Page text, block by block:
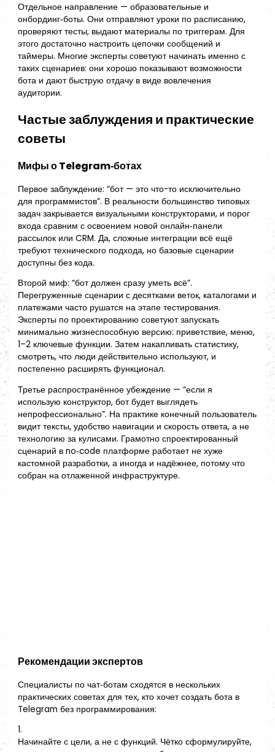
Отдельное направление — образовательные и
онбординг‑боты. Они отправляют уроки по расписанию,
проверяют тесты, выдают материалы по триггерам. Для
этого достаточно настроить цепочки сообщений и
таймеры. Многие эксперты советуют начинать именно с
таких сценариев: они хорошо показывают возможности
бота и дают быструю отдачу в виде вовлечения
аудитории.
Частые заблуждения и практические
советы
Мифы о Telegram‑ботах
Первое заблуждение: “бот — это что-то исключительно
для программистов”. В реальности большинство типовых
задач закрывается визуальными конструкторами, и порог
входа сравним с освоением новой онлайн‑панели
рассылок или CRM. Да, сложные интеграции всё ещё
требуют технического подхода, но базовые сценарии
доступны без кода.
Второй миф: “бот должен сразу уметь всё”.
Перегруженные сценарии с десятками веток, каталогами и
платежами часто рушатся на этапе тестирования.
Эксперты по проектированию советуют запускать
минимально жизнеспособную версию: приветствие, меню,
1–2 ключевые функции. Затем накапливать статистику,
смотреть, что люди действительно используют, и
постепенно расширять функционал.
Третье распространённое убеждение — “если я
использую конструктор, бот будет выглядеть
непрофессионально”. На практике конечный пользователь
видит тексты, удобство навигации и скорость ответа, а не
технологию за кулисами. Грамотно спроектированный
сценарий в no‑code платформе работает не хуже
кастомной разработки, а иногда и надёжнее, потому что
собран на отлаженной инфраструктуре.
Рекомендации экспертов
Специалисты по чат‑ботам сходятся в нескольких
практических советах для тех, кто хочет создать бота в
Telegram без программирования:
1.
Начинайте с цели, а не с функций. Чётко сформулируйте,